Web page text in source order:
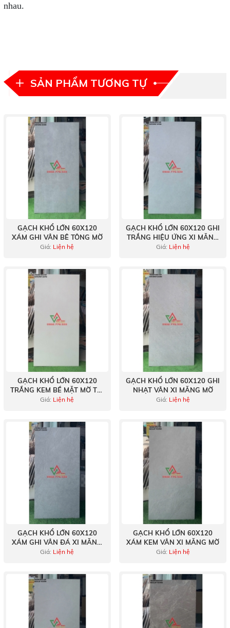
nhau.
SẢN PHẨM TƯƠNG TỰ
GẠCH KHỔ LỚN 60X120
XÁM GHI VÂN BÊ TÔNG MỜ
Giá: Liện hệ
GẠCH KHỔ LỚN 60X120 GHI
TRẮNG HIỆU ỨNG XI MĂNG
MỜ
Giá: Liện hệ
GẠCH KHỔ LỚN 60X120
TRẮNG KEM BỀ MẶT MỜ TỐI
GIẢN
Giá: Liện hệ
GẠCH KHỔ LỚN 60X120 GHI
NHẠT VÂN XI MĂNG MỜ
Giá: Liện hệ
GẠCH KHỔ LỚN 60X120
XÁM GHI VÂN ĐÁ XI MĂNG
MỜ
Giá: Liện hệ
GẠCH KHỔ LỚN 60X120
XÁM KEM VÂN XI MĂNG MỜ
Giá: Liện hệ